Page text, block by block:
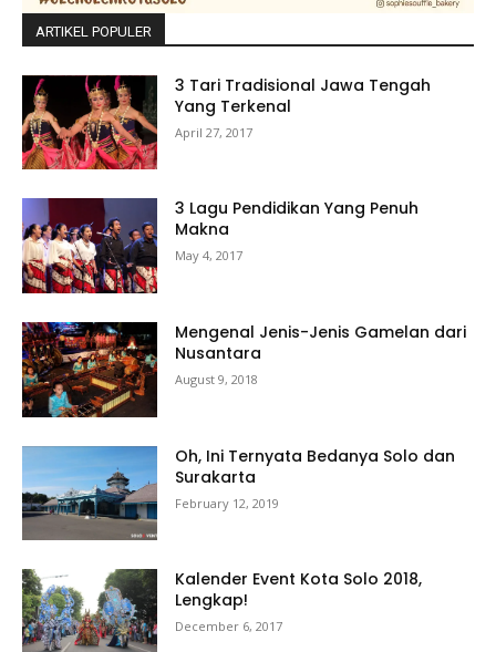
ARTIKEL POPULER
3 Tari Tradisional Jawa Tengah
Yang Terkenal
April 27, 2017
3 Lagu Pendidikan Yang Penuh
Makna
May 4, 2017
Mengenal Jenis-Jenis Gamelan dari
Nusantara
August 9, 2018
Oh, Ini Ternyata Bedanya Solo dan
Surakarta
February 12, 2019
Kalender Event Kota Solo 2018,
Lengkap!
December 6, 2017